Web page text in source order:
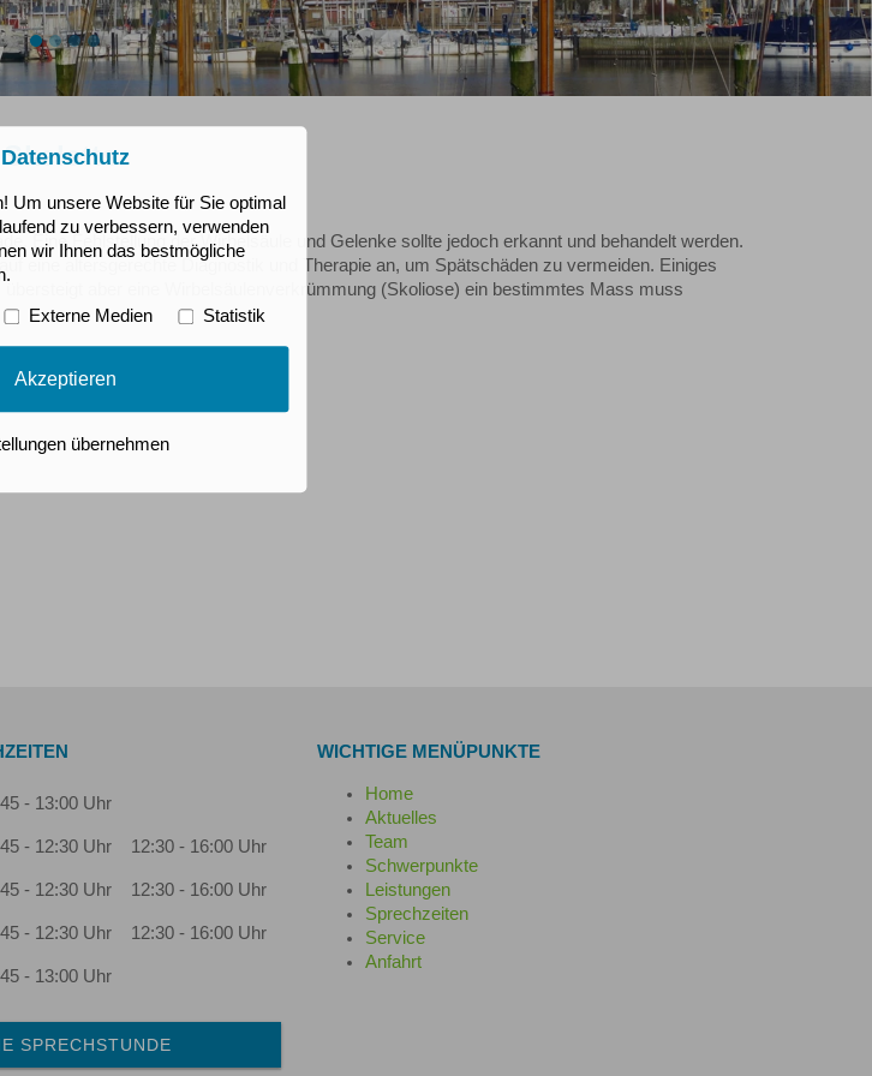
Eine Fehlstellung der Wirbelsäule und Gelenke sollte jedoch erkannt und behandelt werden.
eine altersgerechte Diagnostik und Therapie an, um Spätschäden zu vermeiden. Einiges
aber eine Wirbelsäulenverkrümmung (Skoliose) ein bestimmtes Mass muss
- 13:00 Uhr
- 12:30 Uhr 12:30 - 16:00 Uhr
- 12:30 Uhr 12:30 - 16:00 Uhr
- 12:30 Uhr 12:30 - 16:00 Uhr
- 13:00 Uhr
SPRECHSTUNDE
WICHTIGE MENÜPUNKTE
Home
Aktuelles
Team
Schwerpunkte
Leistungen
Sprechzeiten
Service
Anfahrt
Datenschutz
Um unsere Website für Sie optimal
zu verbessern, verwenden
wir Ihnen das bestmögliche
Externe Medien Statistik
Akzeptieren
übernehmen